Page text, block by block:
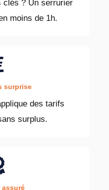
clés ? Un serrurier
moins de 1h.
surprise
des tarifs
surplus.
assuré